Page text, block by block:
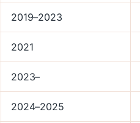
2019–2023
2021
2023–
2024–2025